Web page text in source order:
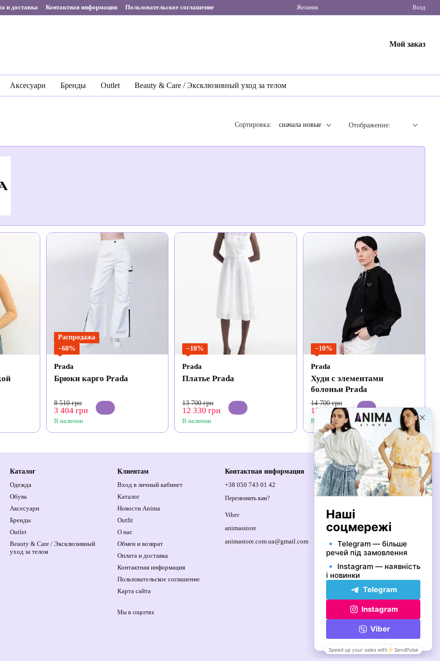
и доставка Контактная информация Пользовательское соглашение Желания Вход
Мой заказ
Аксесуари Бренды Outlet Beauty & Care / Эксклюзивный уход за телом
Сортировка: сначала новые Отображение:
Распродажа
−60%
Prada
Брюки карго Prada
8 510 грн
3 404 грн
В наличии
−10%
Prada
Платье Prada
13 700 грн
12 330 грн
В наличии
−10%
Prada
Худи с элементами
болоньи Prada
14 700 грн
13 230 грн
В наличии
Каталог
Одежда
Обувь
Аксесуари
Бренды
Outlet
Beauty & Care / Эксклюзивный
уход за телом
Клиентам
Вход в личный кабинет
Каталог
Новости Anima
Outfit
О нас
Обмен и возврат
Оплата и доставка
Контактная информация
Пользовательское соглашение
Карта сайта
Мы в соцсетях
Контактная информация
+38 050 743 01 42
Перезвонить вам?
Viber
animasstore
animastore.com.ua@gmail.com
Спортивна площа, 1, м.Київ, 01021,
Україна